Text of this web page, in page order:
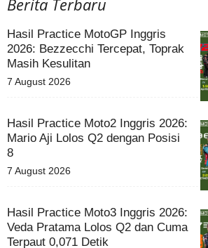
Berita Terbaru
Hasil Practice MotoGP Inggris
2026: Bezzecchi Tercepat, Toprak
Masih Kesulitan
7 August 2026
Hasil Practice Moto2 Inggris 2026:
Mario Aji Lolos Q2 dengan Posisi
8
7 August 2026
Hasil Practice Moto3 Inggris 2026:
Veda Pratama Lolos Q2 dan Cuma
Terpaut 0,071 Detik